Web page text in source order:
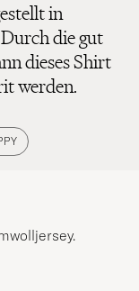
in
die gut
dieses Shirt
werden.